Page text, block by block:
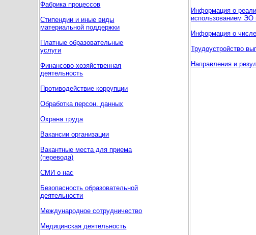
Фабрика процессов
Стипендии и иные виды
материальной поддержки
Платные образовательные
услуги
Финансово-хозяйственная
деятельность
Противодействие коррупции
Обработка персон. данных
Охрана труда
Вакансии организации
Вакантные места для приема
(перевода)
СМИ о нас
Безопасность образовательной
деятельности
Международное сотрудничество
Медицинская деятельность
Информация о
использованием
Информация о
Трудоустройство
Направления и